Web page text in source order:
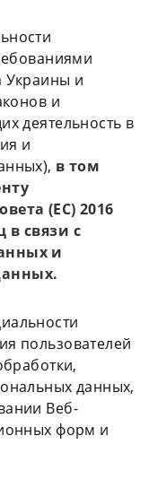
Украины и
и
деятельность в
и
в том
(ЕС) 2016
в связи с
и
пользователей
данных,
Веб-
форм и